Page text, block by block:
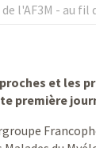
l'AF3M - au fil
et les
première